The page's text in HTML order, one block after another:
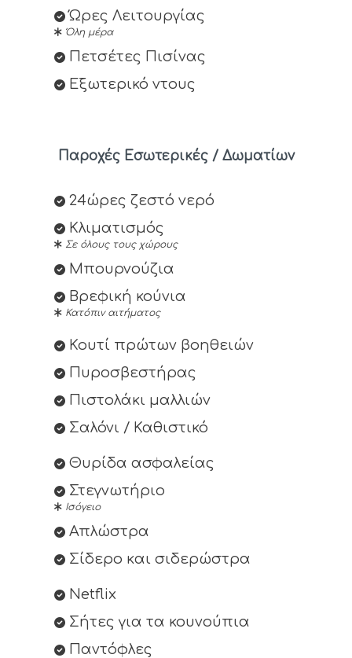
Ώρες Λειτουργίας
Όλη μέρα
Πετσέτες Πισίνας
Εξωτερικό ντους
Παροχές Εσωτερικές / Δωματίων
24ώρες ζεστό νερό
Κλιματισμός
Σε όλους τους χώρους
Μπουρνούζια
Βρεφική κούνια
Κατόπιν αιτήματος
Κουτί πρώτων βοηθειών
Πυροσβεστήρας
Πιστολάκι μαλλιών
Σαλόνι / Καθιστικό
Θυρίδα ασφαλείας
Στεγνωτήριο
Ισόγειο
Απλώστρα
Σίδερο και σιδερώστρα
Netflix
Σήτες για τα κουνούπια
Παντόφλες